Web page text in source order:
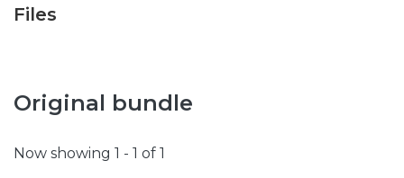
Files
Original bundle
Now showing 1 - 1 of 1